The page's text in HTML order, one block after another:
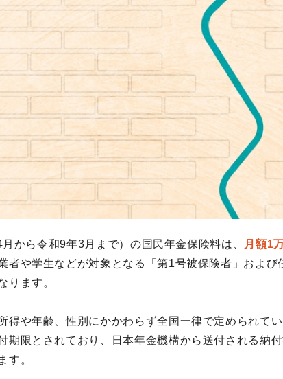
から令和9年3月まで）の国民年金保険料は、 月額1
者や学生などが対象となる「第1号被保険者」および
ります。
得や年齢、性別にかかわらず全国一律で定められて
期限とされており、日本年金機構から送付される納
す。